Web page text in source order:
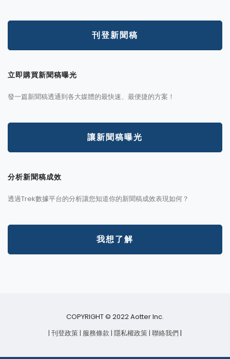
刊登新聞稿
立即購買新聞稿曝光
發一篇新聞稿透通到各大媒體的最快速、最便捷的方案！
讓新聞稿曝光
分析新聞稿成效
透過Trek數據平台的分析讓您知道你的新聞稿成效表現如何？
我想了解
COPYRIGHT © 2022 Aotter Inc.
| 刊登政策| 服務條款 | 隱私權政策| 聯絡我們 |